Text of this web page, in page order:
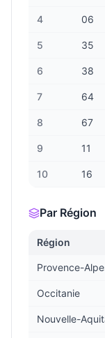
4 06
5 35
6 38
7 64
8 67
9 11
10 16
Par Région
Région
Provence-
Occitanie
Nouvelle-